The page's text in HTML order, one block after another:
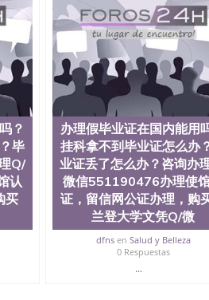
院、健康与人类发展学院、信息工程
名在全美前十名，工学院排名在前十
。学校的专业课程包括：会计学、
物学、统计学、美术、电子工程、天
、工商管理、材料科学、机械工程、
剧、市场营销、机械工程、计算机科
客户办理信息，给出操作方案； 2
、预约递交时间，公司人员陪同客户
客户 6、客户确认收到结果，付余款
防伪结构（包括：水印，阴影底纹，
镭射，紫外荧光，温感，复印防伪
海外学校留学中介， 同时能做到与
业证，录取通知书，在读证明等相关
寸大小，纸张材质，防伪技术等等，
们在保证合理定价的同时，坚持较高
询顾问：Sam q/微信:551190476 Q/
留学回国证明.
？
毕
Q/
认
买
办理假毕业证在国内能用
挂科拿不到毕业证怎么办
业证丢了怎么办？咨询办
微信551190476办理使
证，留信网公证办理，购
兰登大学文凭Q/微
dfnsen Salud y Belleza
0 Respuestas
...